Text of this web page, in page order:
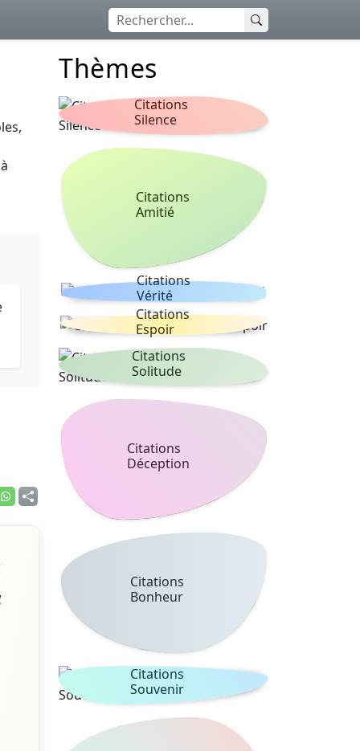
Thèmes
Citations
Silence
Citations
Amitié
Citations
Vérité
Citations
Espoir
Citations
Solitude
Citations
Déception
Citations
Bonheur
Citations
Souvenir